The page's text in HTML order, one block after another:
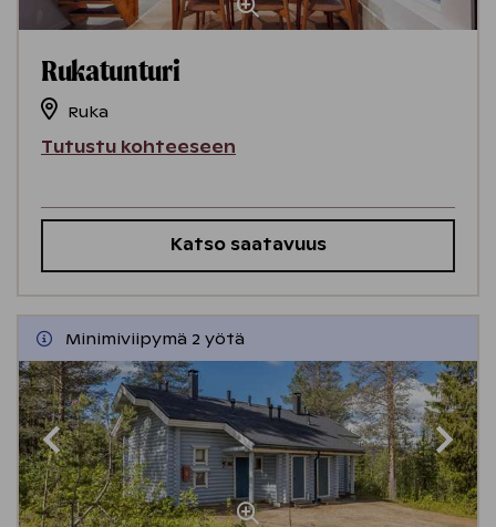
Rukatunturi
Ruka
Tutustu kohteeseen
Katso saatavuus
Minimiviipymä 2 yötä